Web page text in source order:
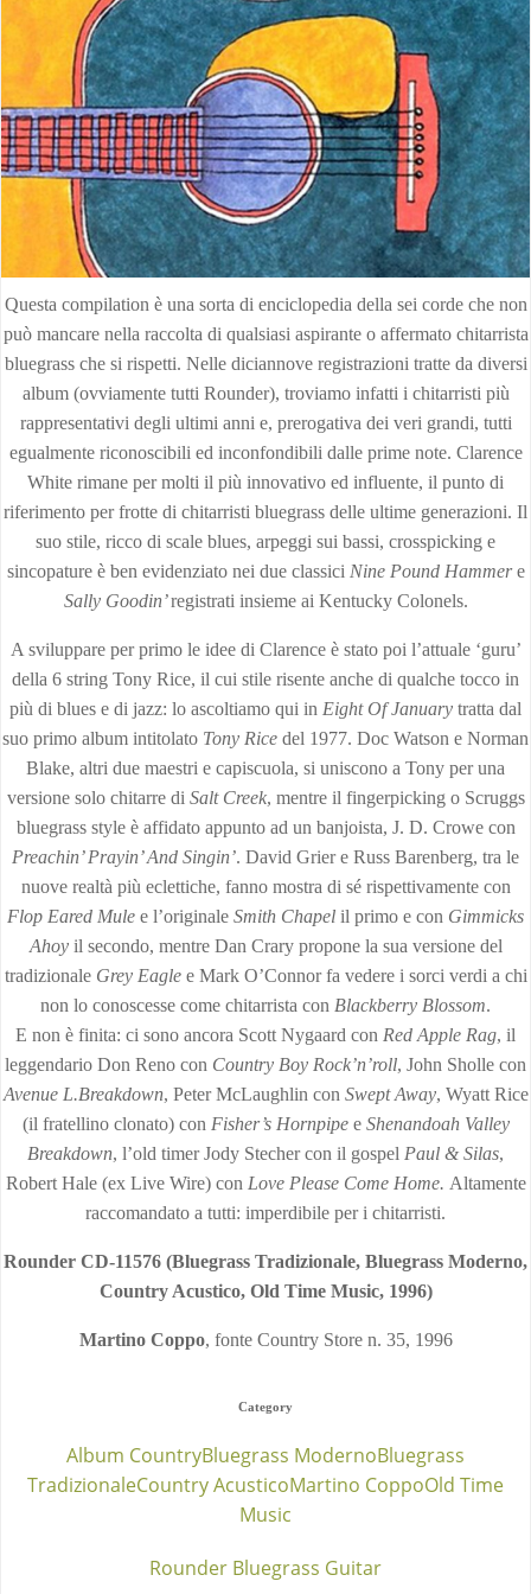
Questa compilation è una sorta di enciclopedia della sei corde che non
può mancare nella raccolta di qualsiasi aspirante o affermato chitarrista
bluegrass che si rispetti. Nelle diciannove registrazioni tratte da diversi
album (ovviamente tutti Rounder), troviamo infatti i chitarristi più
rappresentativi degli ultimi anni e, prerogativa dei veri grandi, tutti
egualmente riconoscibili ed inconfondibili dalle prime note. Clarence
White rimane per molti il più innovativo ed influente, il punto di
riferimento per frotte di chitarristi bluegrass delle ultime generazioni. Il
suo stile, ricco di scale blues, arpeggi sui bassi, crosspicking e
sincopature è ben evidenziato nei due classici Nine Pound Hammere
Sally Goodin’registrati insieme ai Kentucky Colonels.
A sviluppare per primo le idee di Clarence è stato poi l’attuale ‘guru’
della 6 string Tony Rice, il cui stile risente anche di qualche tocco in
più di blues e di jazz: lo ascoltiamo qui in Eight Of January tratta dal
suo primo album intitolato Tony Rice del 1977. Doc Watson e Norman
Blake, altri due maestri e capiscuola, si uniscono a Tony per una
versione solo chitarre di Salt Creek, mentre il fingerpicking o Scruggs
bluegrass style è affidato appunto ad un banjoista, J. D. Crowe con
Preachin’ Prayin’ And Singin’. David Grier e Russ Barenberg, tra le
nuove realtà più eclettiche, fanno mostra di sé rispettivamente con
Flop Eared Mule e l’originale Smith Chapel il primo e con Gimmicks
Ahoyil secondo, mentre Dan Crary propone la sua versione del
tradizionale Grey Eaglee Mark O’Connor fa vedere i sorci verdi a chi
non lo conoscesse come chitarrista con Blackberry Blossom.
E non è finita: ci sono ancora Scott Nygaard con Red Apple Rag, il
leggendario Don Reno con Country Boy Rock’n’roll, John Sholle con
Avenue L.Breakdown, Peter McLaughlin con Swept Away, Wyatt Rice
(il fratellino clonato) con Fisher’s Hornpipee Shenandoah Valley
Breakdown, l’old timer Jody Stecher con il gospel Paul & Silas,
Robert Hale (ex Live Wire) con Love Please Come Home. Altamente
raccomandato a tutti: imperdibile per i chitarristi.
Rounder CD-11576 (Bluegrass Tradizionale, Bluegrass Moderno,
Country Acustico, Old Time Music, 1996)
Martino Coppo, fonte Country Store n. 35, 1996
Category
Album CountryBluegrass ModernoBluegrass
TradizionaleCountry AcusticoMartino CoppoOld Time
Music
Rounder Bluegrass Guitar